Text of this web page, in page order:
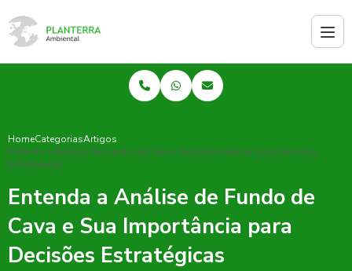
HomeCategoriasArtigos
Entenda a Análise de Fundo de Cava e Sua Importância para Decisões
Estratégicas
Entenda a Análise de Fundo de
Cava e Sua Importância para
Decisões Estratégicas